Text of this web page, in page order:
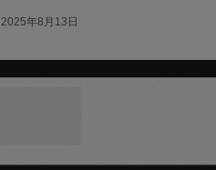
2025年8月13日